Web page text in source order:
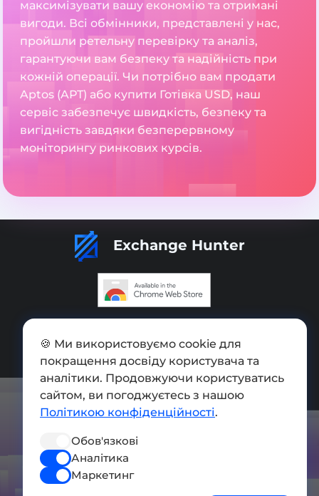
максимізувати вашу економію та отримані
вигоди. Всі обмінники, представлені у нас,
пройшли ретельну перевірку та аналіз,
гарантуючи вам безпеку та надійність при
кожній операції. Чи потрібно вам продати
Aptos (APT) або купити Готівка USD, наш
сервіс забезпечує швидкість, безпеку та
вигідність завдяки безперервному
моніторингу ринкових курсів.
Exchange Hunter
Мапа сайту
Press kit
Умови використання
СОЦ. МЕРЕЖІ
🍪 Ми використовуємо cookie для
покращення досвіду користувача та
аналітики. Продовжуючи користуватись
сайтом, ви погоджуєтесь з нашою
Політикою конфіденційності.
Обов'язкові
Аналітика
Маркетинг